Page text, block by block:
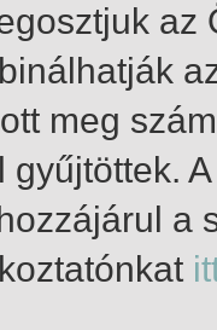
meg
gyűjtöttek.
a